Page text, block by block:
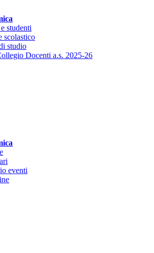
studenti
scolastico
studio
Docenti a.s. 2025-26
eventi